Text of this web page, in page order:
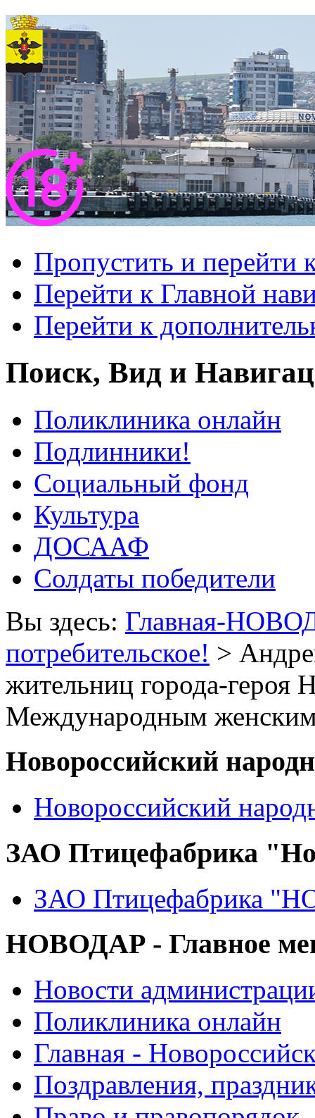
Пропустить и перейти
Перейти к Главной
Перейти к
Поиск, Вид и
Поликлиника онлайн
Подлинники!
Социальный фонд
Культура
ДОСААФ
Солдаты победители
Вы здесь: Главная-
потребительское! >
жительниц города-героя
Международным
Новороссийский
Новороссийский
ЗАО Птицефабрика
ЗАО Птицефабрика
НОВОДАР - Главное
Новости
Поликлиника онлайн
Главная -
Поздравления,